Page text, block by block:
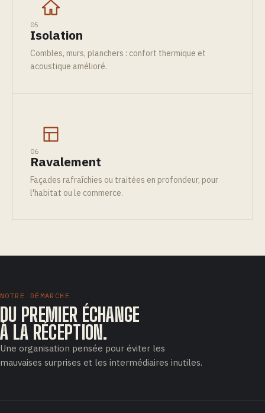
05
Isolation
Combles, murs, planchers : confort thermique et
acoustique amélioré.
06
Ravalement
Façades rafraîchies ou traitées en profondeur, pour
l'habitat ou le commerce.
NOTRE DÉMARCHE
DU PREMIER ÉCHANGE
À LA RÉCEPTION.
Une organisation pensée pour éviter les
mauvaises surprises et les intermédiaires inutiles.